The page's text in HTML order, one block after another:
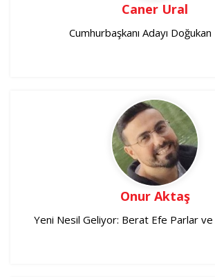
Caner Ural
Cumhurbaşkanı Adayı
Onur Aktaş
Yeni Nesil Geliyor: Berat Efe Parlar ve